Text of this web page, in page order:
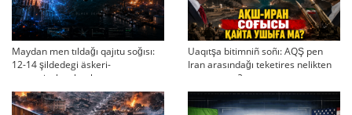
Maydan men tıldağı qajıtu soğısı:
12-14 şildedegi äskeri-
strategiyalıq ahual
Uaqıtşa bitimniñ soñı: AQŞ pen
Iran arasındağı teketires nelikten
qayta uşıqtı?